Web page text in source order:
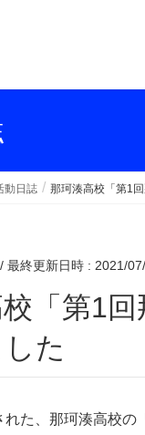
動日誌 那珂湊高校「第1
/ 最終更新日時 : 2021/
た
れた、那珂湊高校